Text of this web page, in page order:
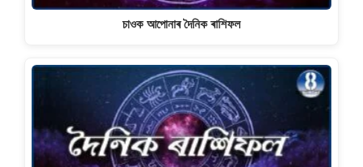
চাওক আপোনাৰ দৈনিক ৰাশিফল